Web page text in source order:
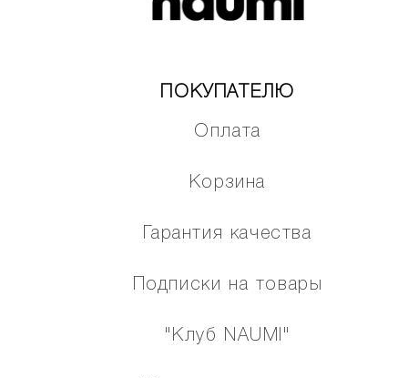
ПОКУПАТЕЛЮ
Оплата
Корзина
Гарантия качества
Подписки на товары
"Клуб NAUMI"